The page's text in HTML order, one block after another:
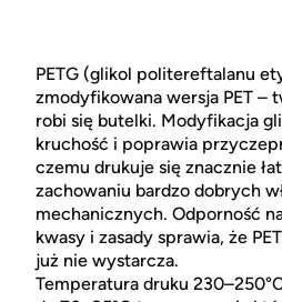
PETG (glikol politereftalanu
zmodyfikowana wersja PET –
robi się butelki. Modyfikacja
kruchość i poprawia
czemu drukuje się znacznie
zachowaniu bardzo dobrych
mechanicznych. Odporność
kwasy i zasady sprawia, że
już nie wystarcza.
Temperatura druku